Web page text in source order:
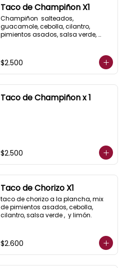
Taco de Champiñon X1
Champiñon  salteados,
guacamole, cebolla, cilantro,
pimientos asados, salsa verde,
$2.500
Taco de Champiñon x 1
$2.500
Taco de Chorizo X1
taco de chorizo a la plancha, mix
de pimientos asados, cebolla,
cilantro, salsa verde ,  y limón.
$2.600